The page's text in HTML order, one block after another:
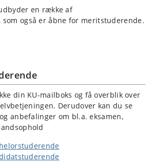
en række af
som også er åbne for meritstuderende.
din KU-mailboks og få overblik over
Derudover kan du se
anbefalinger om bl.a. eksamen,